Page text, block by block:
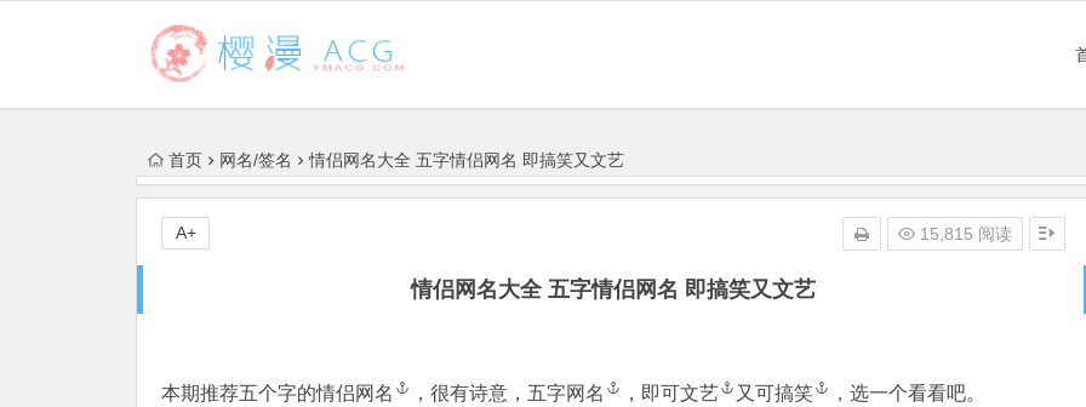
首页 网名/签名 情侣网名大全 五字情侣网名 即搞笑又文艺
情侣网名大全 五字情侣网名 即搞笑又文艺
15,815 阅读
A+
本期推荐五个字的情侣网名 ，很有诗意， 五字网名 ，即可文艺 又可搞笑 ，选一个看看吧。